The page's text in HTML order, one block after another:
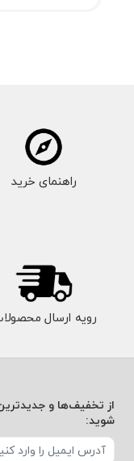
راهنمای خرید
رویه ارسال
از تخفیف‌ها و
شوید: